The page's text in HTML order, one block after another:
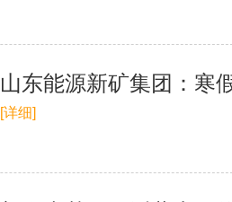
山东能源新矿集团：寒
[详细]